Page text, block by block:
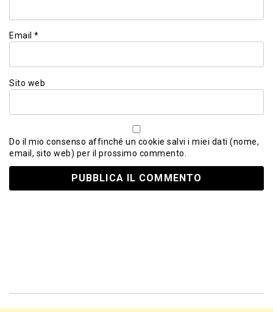
Email *
Sito web
Do il mio consenso affinché un cookie salvi i miei dati (nome,
email, sito web) per il prossimo commento.